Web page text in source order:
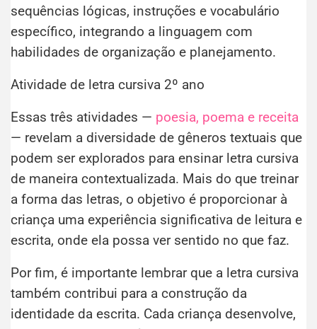
sequências lógicas, instruções e vocabulário
específico, integrando a linguagem com
habilidades de organização e planejamento.
Atividade de letra cursiva 2º ano
Essas três atividades — poesia, poema e receita
— revelam a diversidade de gêneros textuais que
podem ser explorados para ensinar letra cursiva
de maneira contextualizada. Mais do que treinar
a forma das letras, o objetivo é proporcionar à
criança uma experiência significativa de leitura e
escrita, onde ela possa ver sentido no que faz.
Por fim, é importante lembrar que a letra cursiva
também contribui para a construção da
identidade da escrita. Cada criança desenvolve,